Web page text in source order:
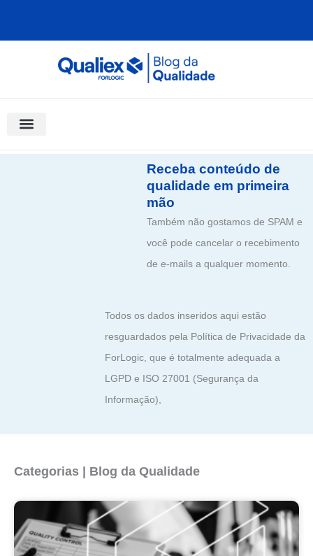
Receba conteúdo de
qualidade em primeira
mão
Também não gostamos de SPAM e
você pode cancelar o recebimento
de e-mails a qualquer momento.
Todos os dados inseridos aqui estão
resguardados pela Política de Privacidade da
ForLogic, que é totalmente adequada a
LGPD e ISO 27001 (Segurança da
Informação),
Categorias | Blog da Qualidade